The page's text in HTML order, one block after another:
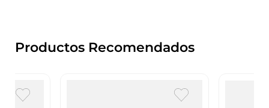
Productos Recomendados